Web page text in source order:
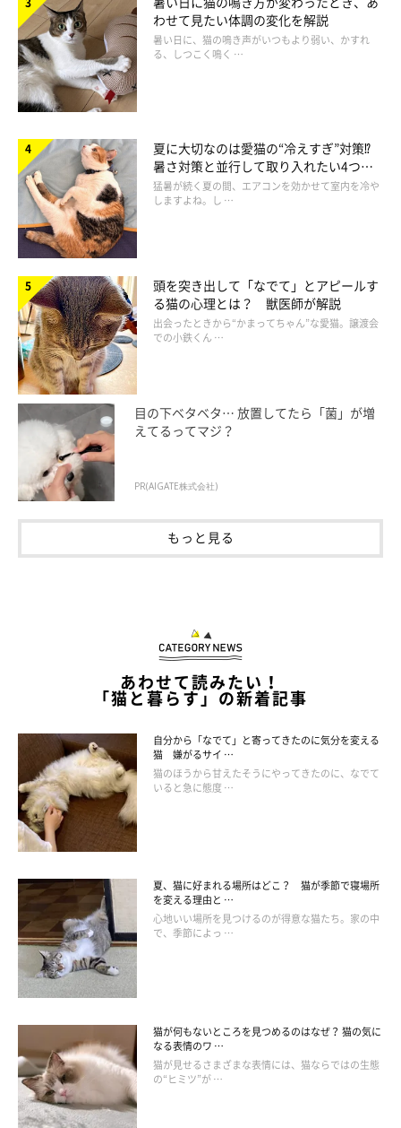
猫がしたいことを自由にさせてあげる人
ねこのきもち投稿写真ギャラリー
自由気ままな猫は、無理やり何かをさせられることを嫌います。
が築きやすくなるようです。
猫が「触られて気持ちいい場所」を触ってあ
げられる人
わせて見たい体調の変化を解説
暑い日に、猫の鳴き声がいつもより弱い、かすれ
る、しつこく鳴く …
夏に大切なのは愛猫の“冷えすぎ”対策⁉
暑さ対策と並行して取り入れたい4つの
工夫
猛暑が続く夏の間、エアコンを効かせて室内を冷や
しますよね。し …
頭を突き出して「なでて」とアピールす
る猫の心理とは？ 獣医師が解説
出会ったときから“かまってちゃん”な愛猫。譲渡会
での小鉄くん …
目の下ベタベタ… 放置してたら「菌」が増
えてるってマジ？
PR(AIGATE株式会社)
もっと見る
あわせて読みたい！
「猫と暮らす」の新着記事
自分から「なでて」と寄ってきたのに気分を変える
猫 嫌がるサイ …
猫のほうから甘えたそうにやってきたのに、なでて
いると急に態度 …
夏、猫に好まれる場所はどこ？ 猫が季節で寝場所
を変える理由と …
心地いい場所を見つけるのが得意な猫たち。家の中
で、季節によっ …
猫が何もないところを見つめるのはなぜ？ 猫の気に
なる表情のワ …
猫が見せるさまざまな表情には、猫ならではの生態
の“ヒミツ”が …